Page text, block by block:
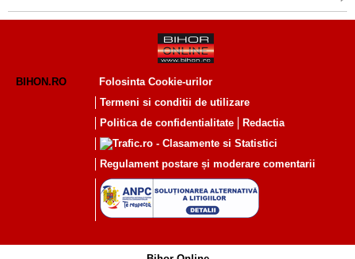
BIHON.RO
Folosinta Cookie-urilor
Termeni si conditii de utilizare
Politica de confidentialitate
Redactia
Regulament postare și moderare comentarii